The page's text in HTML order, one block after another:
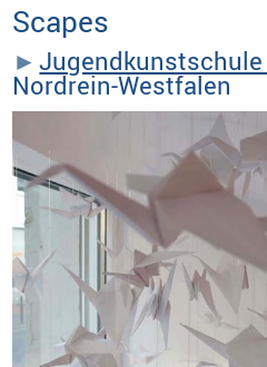
Scapes
Nordrein-Westfalen